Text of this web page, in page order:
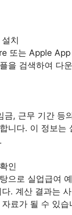
치
또는 Apple
을 검색하여 다
금, 근무 기간 등
니다. 이 정보는
인
으로 실업급여
. 계산 결과는
료가 될 수 있습